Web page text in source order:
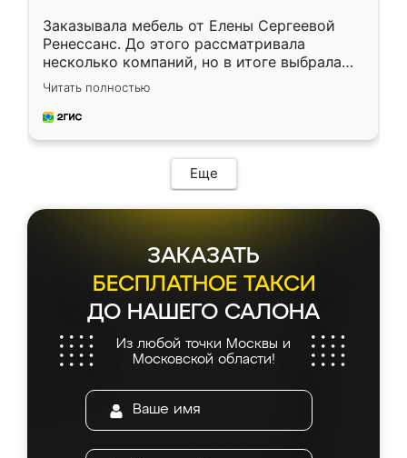
Заказывала мебель от Елены Сергеевой
Ренессанс. До этого рассматривала
несколько компаний, но в итоге выбрала
эту. Сначала обговорили условия, потом
приехал замерщик, всё спокойно объяснил
и снял размеры. Изготовили в срок, с
мебель сразу встала на свое место без
каких-либо доработок. Качеством осталась
довольна, все выглядит так, как и ожидала.
Читать полностью
Еще
ЗАКАЗАТЬ
БЕСПЛАТНОЕ ТАКСИ
ДО НАШЕГО САЛОНА
Из любой точки Москвы и
Московской области!